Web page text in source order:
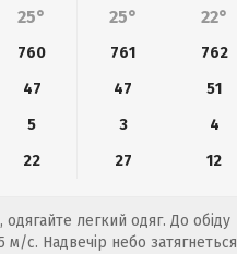
25° 25° 22°
760 761
762
47 47
51
5 3
4
22 27 12
легкий одяг. До обіду
м/с. Надвечір небо затягнеться